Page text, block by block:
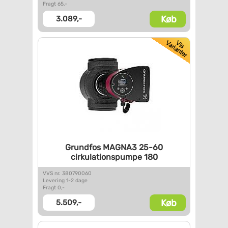
Fragt 65,-
3.089,- Køb
Grundfos MAGNA3 25-60
cirkulationspumpe 180
VVS nr. 380790060
Levering 1-2 dage
Fragt 0,-
5.509,- Køb